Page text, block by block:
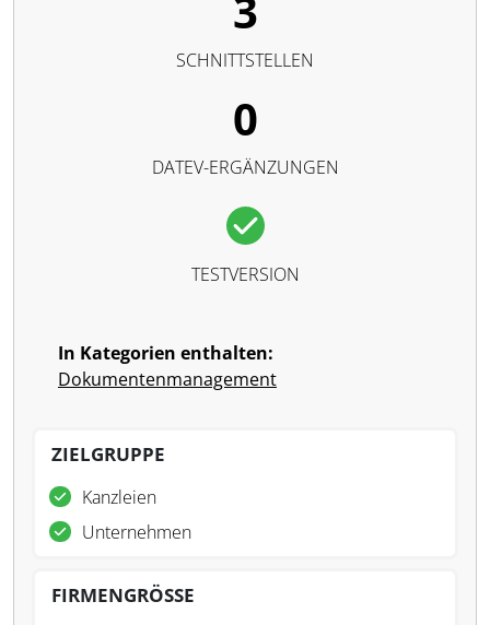
SCHNITTSTELLEN
0
DATEV-ERGÄNZUNGEN
TESTVERSION
In Kategorien enthalten:
Dokumentenmanagement
ZIELGRUPPE
Kanzleien
Unternehmen
FIRMENGRÖSSE